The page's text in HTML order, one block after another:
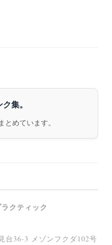
集。
めています。
クティック
台36-3 メゾンフクダ102号